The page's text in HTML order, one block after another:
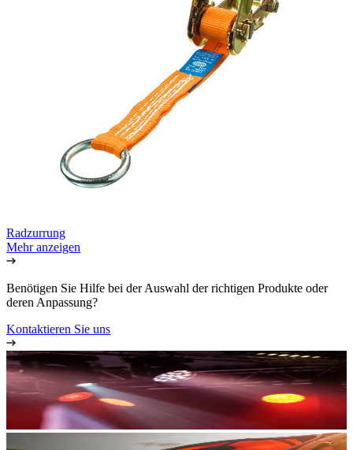
Radzurrung
Mehr anzeigen
Benötigen Sie Hilfe bei der Auswahl der richtigen Produkte oder
deren Anpassung?
Kontaktieren Sie uns